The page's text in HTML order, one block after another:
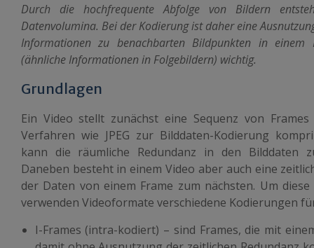
Durch die hochfrequente Abfolge von Bildern
Datenvolumina. Bei der Kodierung ist daher eine
Informationen zu benachbarten Bildpunkten in
(ähnliche Informationen in Folgebildern) wichtig.
Grundlagen
Ein Video stellt zunächst eine Sequenz von
Verfahren wie JPEG zur Bilddaten-Kodierung
kann die räumliche Redundanz in den Bilddaten
Daneben besteht in einem Video aber auch eine
der Daten von einem Frame zum nächsten. Um
verwenden Videoformate verschiedene Kodierungen
I-Frames (intra-kodiert) – sind Frames, die mit